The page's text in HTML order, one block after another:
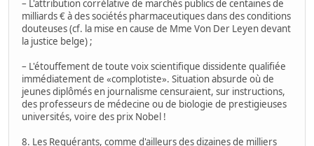
– L'attribution corrélative de marchés publics de centaines de
milliards € à des sociétés pharmaceutiques dans des conditions
douteuses (cf. la mise en cause de Mme Von Der Leyen devant
la justice belge) ;
– L'étouffement de toute voix scientifique dissidente qualifiée
immédiatement de «complotiste». Situation absurde où de
jeunes diplômés en journalisme censuraient, sur instructions,
des professeurs de médecine ou de biologie de prestigieuses
universités, voire des prix Nobel !
8. Les Requérants, comme d'ailleurs des dizaines de milliers